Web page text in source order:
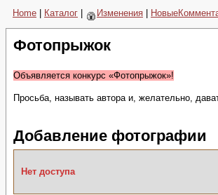
Home Каталог Изменения
Фотопрыжок
Объявляется конкурс «Фотопрыжок»!
Просьба, называть автора и, желательно,
Добавление фотографии
Нет доступа